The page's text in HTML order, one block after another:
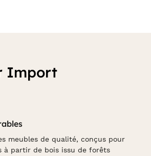
Import
meubles de qualité, conçus pour
à partir de bois issu de forêts